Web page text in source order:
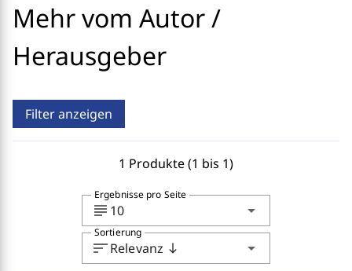
Mehr vom Autor /
Herausgeber
Filter anzeigen
1 Produkte (1 bis 1)
subject 10 arrow_drop_down
Ergebnisse pro Seite
sortRelevanz south arrow_drop_down
Sortierung